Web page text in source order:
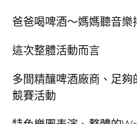
爸爸喝啤酒～媽媽聽音
這次整體活動而言
多間精釀啤酒廠商、足
競賽活動